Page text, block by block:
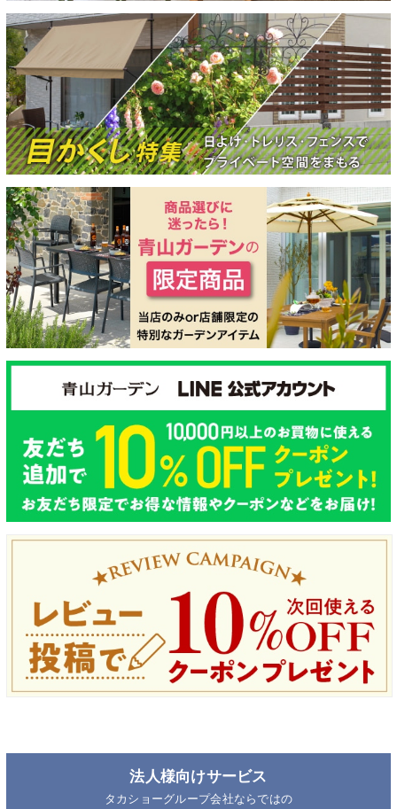
法人様向けサービス
タカショーグループ会社ならではの